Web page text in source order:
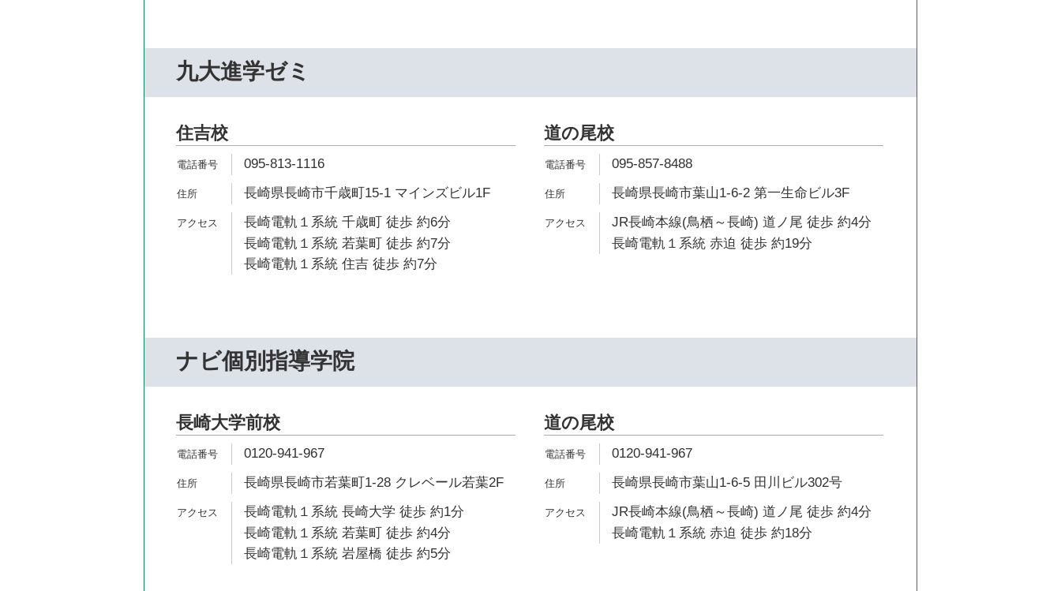
九大進学ゼミ
住吉校
095-813-1116
長崎県長崎市千歳町15-1 マインズビル1F
長崎電軌１系統 千歳町 徒歩 約6分
長崎電軌１系統 若葉町 徒歩 約7分
長崎電軌１系統 住吉 徒歩 約7分
道の尾校
095-857-8488
長崎県長崎市葉山1-6-2 第一生命ビル3F
JR長崎本線(鳥栖～長崎) 道ノ尾 徒歩 約4分
長崎電軌１系統 赤迫 徒歩 約19分
ナビ個別指導学院
長崎大学前校
0120-941-967
長崎県長崎市若葉町1-28 クレベール若葉2F
長崎電軌１系統 長崎大学 徒歩 約1分
長崎電軌１系統 若葉町 徒歩 約4分
長崎電軌１系統 岩屋橋 徒歩 約5分
道の尾校
0120-941-967
長崎県長崎市葉山1-6-5 田川ビル302号
JR長崎本線(鳥栖～長崎) 道ノ尾 徒歩 約4分
長崎電軌１系統 赤迫 徒歩 約18分